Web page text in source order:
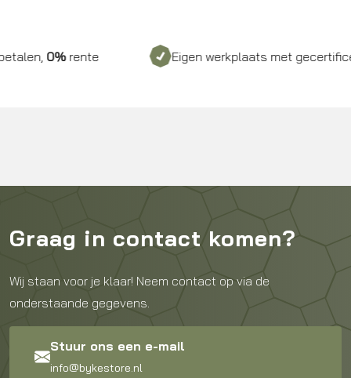
0%rente Eigen werkplaats met gecertificeerd
Graag in contact komen?
Wij staan voor je klaar! Neem contact op via de
onderstaande gegevens.
Stuur ons een e-mail
info@bykestore.nl